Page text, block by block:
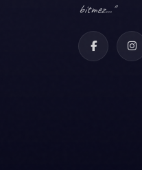
bitmez..."